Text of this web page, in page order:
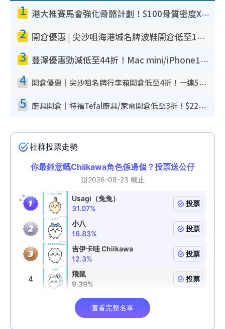
1 港大推賽馬會強化骨骼計劃！$100骨質密度X光檢查 完成免費運動訓練送超市禮券！附參加資格
2 開倉優惠 | 尖沙咀海港城名牌波鞋開倉低至1折！On鞋$899起／Joy&Peace鞋履$98起
3 豐澤優惠勁減低至44折！Mac mini/iPhone17Pro大減價！廚房家電$220起
4 開倉優惠｜尖沙咀名牌行李箱開倉低至4折！一連5日 American Tourister/ace./Hallmark $200起！
5 廚具開倉｜特福Tefal廚具/家電開倉低至3折！$220起買平底鍋/炒鑊/湯煲！電飯煲/吸塵機/燙斗$418起